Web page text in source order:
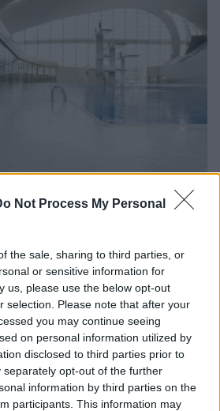
Not Process My Personal
the sale, sharing to third parties, or
or sensitive information for
us, please use the below opt-out
selection. Please note that after your
you may continue seeing
on personal information utilized by
disclosed to third parties prior to
separately opt-out of the further
information by third parties on the
participants. This information may
Pellacani e Pizzini dominano i